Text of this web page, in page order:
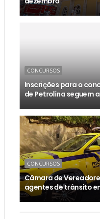
CONCURSOS
Inscrições para o
de Petrolina seguem
CONCURSOS
Câmara de
agentes de trânsito